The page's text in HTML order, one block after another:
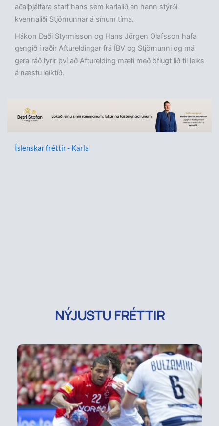
aðalþjálfara starf hans sem karlalið en hann stýrði
kvennaliði Stjörnunnar á sínum tíma.
Hákon Daði Styrmisson og Hans Jörgen Ólafsson hafa
gengið í raðir Aftureldingar frá ÍBV og Stjörnunni og má
gera ráð fyrir því að Afturelding mæti með öflugt lið til leiks
á næstu leiktíð.
Íslenskar fréttir - Karla
NÝJUSTU FRÉTTIR